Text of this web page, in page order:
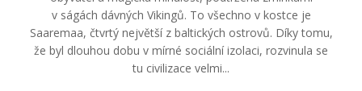
v ságách dávných Vikingů. To všechno v kostce je
Saaremaa, čtvrtý největší z baltických ostrovů. Díky tomu,
že byl dlouhou dobu v mírné sociální izolaci, rozvinula se
tu civilizace velmi...